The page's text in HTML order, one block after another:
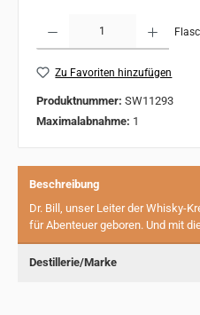
Zu Favoriten hinzufügen
Produktnummer: SW11293
Maximalabnahme: 1
Beschreibung
Dr. Bill, unser Leiter der Whisky-
für Abenteuer geboren. Und mit
Destillerie/Marke